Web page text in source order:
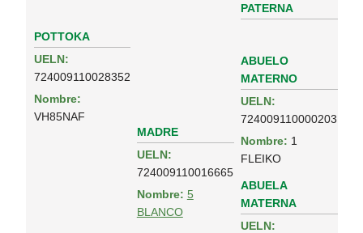
POTTOKA
UELN:
724009110028352
Nombre:
VH85NAF
PATERNA
MADRE
UELN:
724009110016665
Nombre: 5
BLANCO
ABUELO
MATERNO
UELN:
724009110000203
Nombre: 1
FLEIKO
ABUELA
MATERNA
UELN: